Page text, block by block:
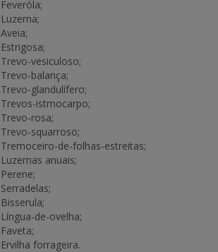
Feveróla;
Luzerna;
Aveia;
Estrigosa;
Trevo-vesiculoso;
Trevo-balança;
Trevo-glandulífero;
Trevos-istmocarpo;
Trevo-rosa;
Trevo-squarroso;
Tremoceiro-de-folhas-estreitas;
Luzernas anuais;
Perene;
Serradelas;
Bisserula;
Língua-de-ovelha;
Faveta;
Ervilha forrageira.